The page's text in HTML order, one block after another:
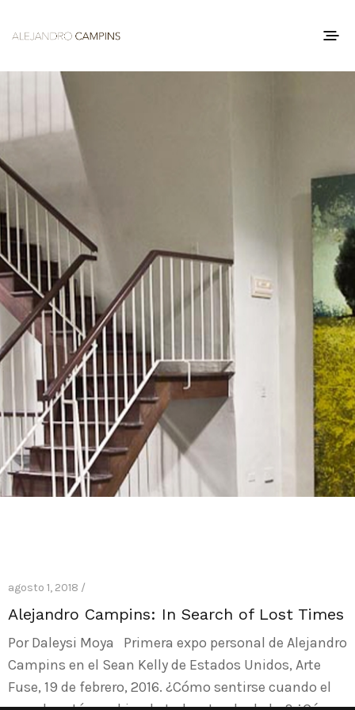
agosto 1, 2018 /
Alejandro Campins: In Search of Lost Times
Por Daleysi Moya Primera expo personal de Alejandro
Campins en el Sean Kelly de Estados Unidos, Arte
Fuse, 19 de febrero, 2016. ¿Cómo sentirse cuando el